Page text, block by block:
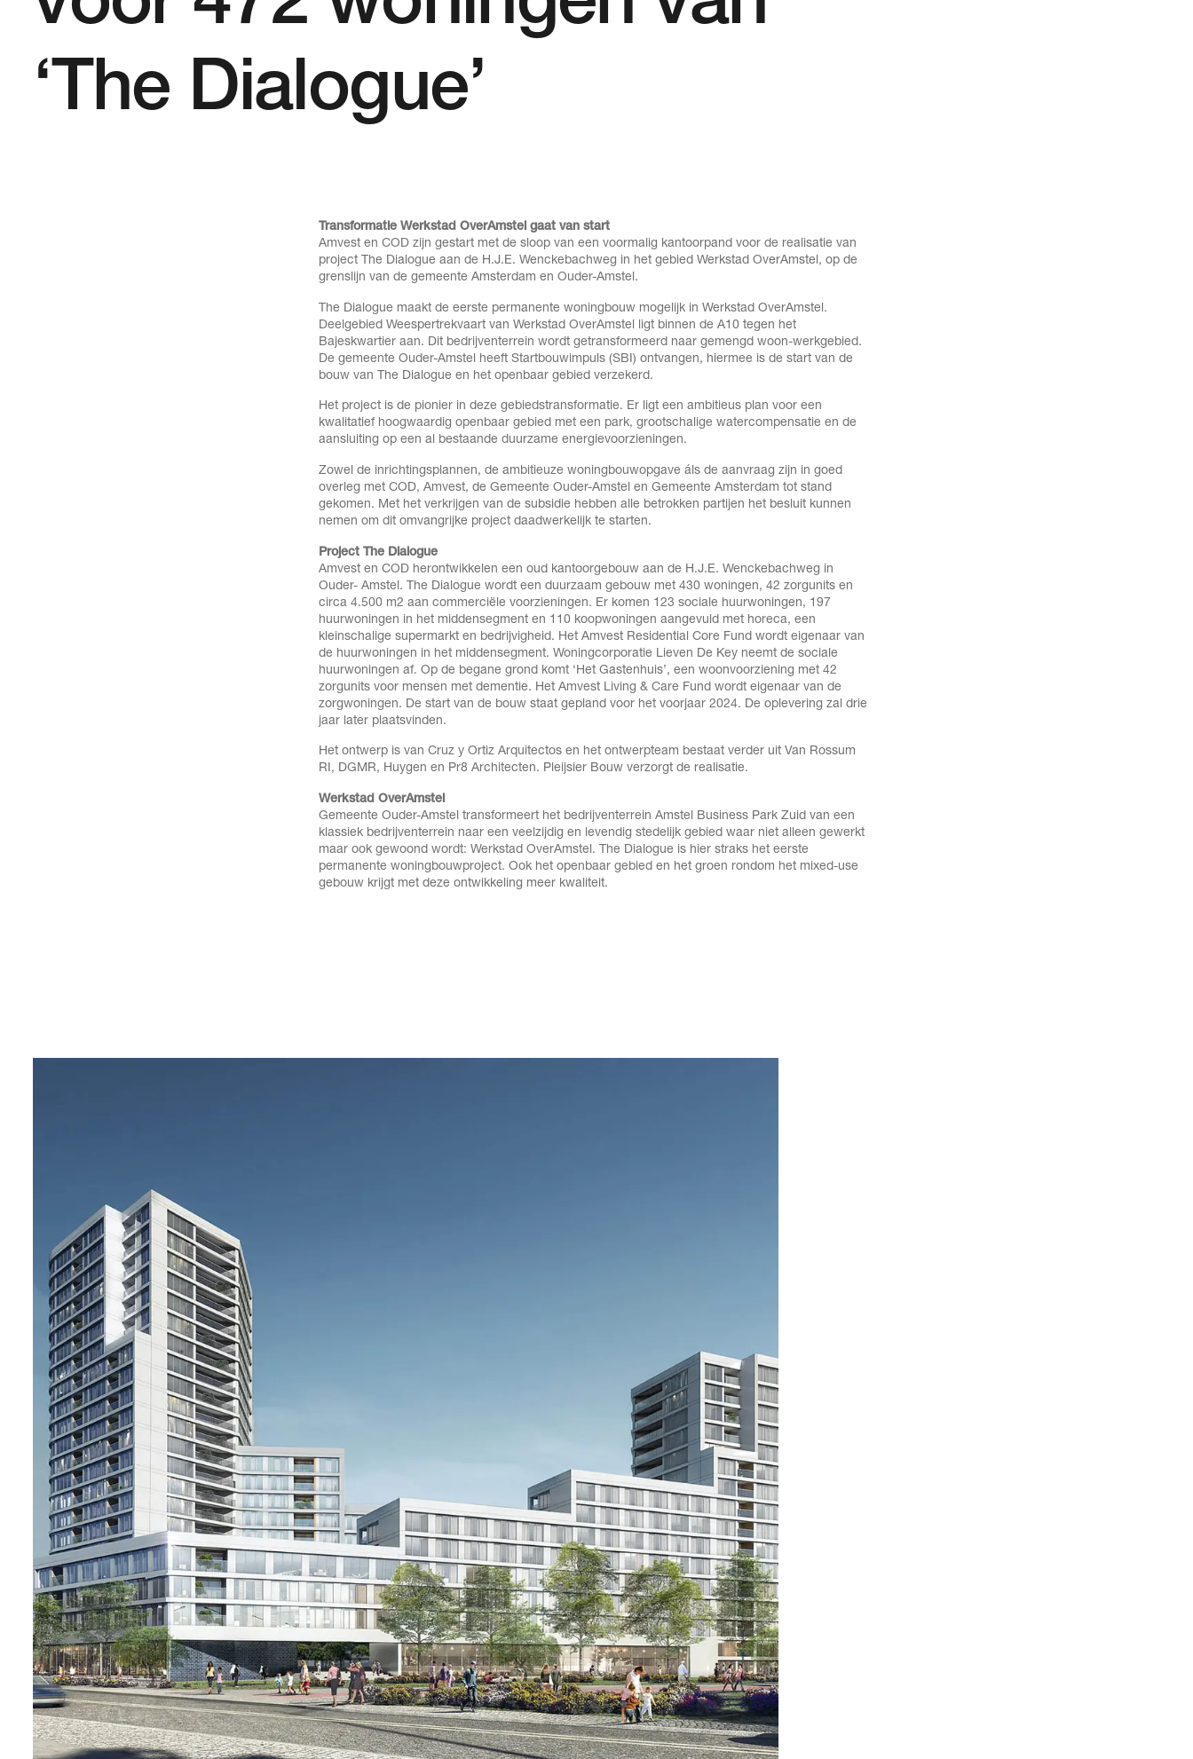
‘The Dialogue’
Transformatie Werkstad OverAmstel gaat van start
Amvest en COD zijn gestart met de sloop van een voormalig kantoorpand voor de realisatie van
project The Dialogue aan de H.J.E. Wenckebachweg in het gebied Werkstad OverAmstel, op de
grenslijn van de gemeente Amsterdam en Ouder-Amstel.
The Dialogue maakt de eerste permanente woningbouw mogelijk in Werkstad OverAmstel.
Deelgebied Weespertrekvaart van Werkstad OverAmstel ligt binnen de A10 tegen het
Bajeskwartier aan. Dit bedrijventerrein wordt getransformeerd naar gemengd woon-werkgebied.
De gemeente Ouder-Amstel heeft Startbouwimpuls (SBI) ontvangen, hiermee is de start van de
bouw van The Dialogue en het openbaar gebied verzekerd.
Het project is de pionier in deze gebiedstransformatie. Er ligt een ambitieus plan voor een
kwalitatief hoogwaardig openbaar gebied met een park, grootschalige watercompensatie en de
aansluiting op een al bestaande duurzame energievoorzieningen.
Zowel de inrichtingsplannen, de ambitieuze woningbouwopgave áls de aanvraag zijn in goed
overleg met COD, Amvest, de Gemeente Ouder-Amstel en Gemeente Amsterdam tot stand
gekomen. Met het verkrijgen van de subsidie hebben alle betrokken partijen het besluit kunnen
nemen om dit omvangrijke project daadwerkelijk te starten.
Project The Dialogue
Amvest en COD herontwikkelen een oud kantoorgebouw aan de H.J.E. Wenckebachweg in
Ouder- Amstel. The Dialogue wordt een duurzaam gebouw met 430 woningen, 42 zorgunits en
circa 4.500 m2 aan commerciële voorzieningen. Er komen 123 sociale huurwoningen, 197
huurwoningen in het middensegment en 110 koopwoningen aangevuld met horeca, een
kleinschalige supermarkt en bedrijvigheid. Het Amvest Residential Core Fund wordt eigenaar van
de huurwoningen in het middensegment. Woningcorporatie Lieven De Key neemt de sociale
huurwoningen af. Op de begane grond komt ‘Het Gastenhuis’, een woonvoorziening met 42
zorgunits voor mensen met dementie. Het Amvest Living & Care Fund wordt eigenaar van de
zorgwoningen. De start van de bouw staat gepland voor het voorjaar 2024. De oplevering zal drie
jaar later plaatsvinden.
Het ontwerp is van Cruz y Ortiz Arquitectos en het ontwerpteam bestaat verder uit Van Rossum
RI, DGMR, Huygen en Pr8 Architecten. Pleijsier Bouw verzorgt de realisatie.
Werkstad OverAmstel
Gemeente Ouder-Amstel transformeert het bedrijventerrein Amstel Business Park Zuid van een
klassiek bedrijventerrein naar een veelzijdig en levendig stedelijk gebied waar niet alleen gewerkt
maar ook gewoond wordt: Werkstad OverAmstel. The Dialogue is hier straks het eerste
permanente woningbouwproject. Ook het openbaar gebied en het groen rondom het mixed-use
gebouw krijgt met deze ontwikkeling meer kwaliteit.